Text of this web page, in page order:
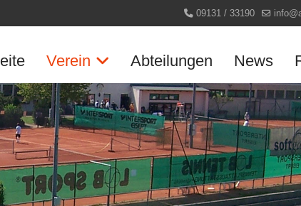
09131 / 33190
Verein Abteilungen News